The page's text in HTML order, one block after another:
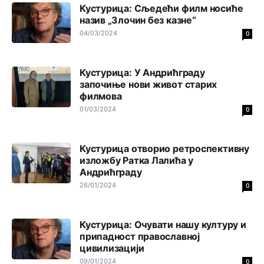
Кустурица: Сљедећи филм носиће
назив „Злочин без казне“
04/03/2024 0
Кустурица: У Андрићграду
започиње нови живот старих
филмова
01/03/2024 0
Кустурица отворио ретроспективну
изложбу Ратка Лалића у
Андрићграду
26/01/2024 0
Кустурица: Очувати нашу културу и
припадност православној
цивилизацији
09/01/2024 0
Sa ovim procentom, Bosna i Hercegovina ima najvišu
stopu nepismenosti u regionu.
Анонимно2818605
glasova" i manipulacija kroz fiktivne pomoćnike (koji
zapravo glasaju po nalogu političkih partija, a ne po želji
birača).
Анонимно2818605 8/8/2026
Bosni i Hercegovini je 1.229.972 građana informatički
nepismeno, što čini 38,7% ukupnog stanovništva starijeg
od 10 godina
Анонимно2818605 8/8/2026
nema pristup računaru bilo koje vrste (desktop, laptop ili
tablet
Анонимно2818605 8/8/2026